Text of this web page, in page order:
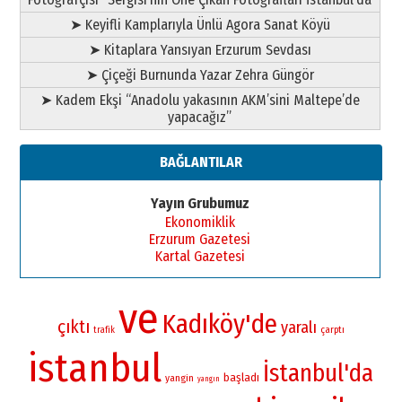
➤ Keyifli Kamplarıyla Ünlü Agora Sanat Köyü
➤ Kitaplara Yansıyan Erzurum Sevdası
➤ Çiçeği Burnunda Yazar Zehra Güngör
➤ Kadem Ekşi “Anadolu yakasının AKM’sini Maltepe’de
yapacağız”
BAĞLANTILAR
Yayın Grubumuz
Ekonomiklik
Erzurum Gazetesi
Kartal Gazetesi
çıktı trafik ve Kadıköy'de yaralı çarptı
istanbul yangin yangın başladı İstanbul'da